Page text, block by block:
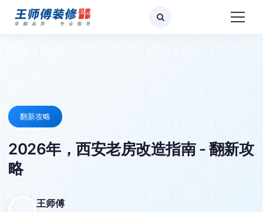
翻新攻略
2026年，西安老房改造指南 - 翻新攻
略
王师傅